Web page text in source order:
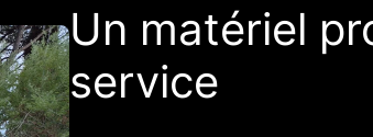
Un matériel
service